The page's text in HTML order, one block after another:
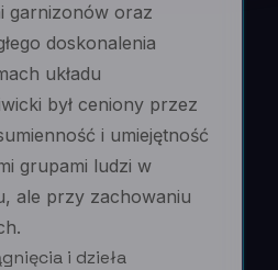
garnizonów oraz
doskonalenia
układu
był ceniony przez
i umiejętność
grupami ludzi w
ale przy zachowaniu
i dzieła